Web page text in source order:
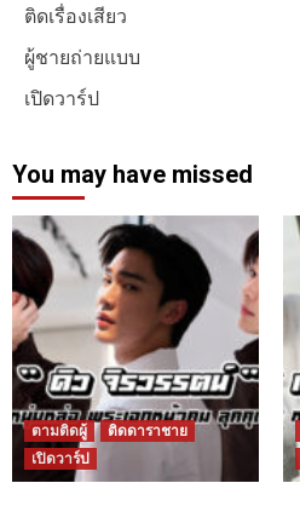
ติดเรื่องเสียว
ผู้ชายถ่ายแบบ
เปิดวาร์ป
You may have missed
ตามติดผู้
ติดดาราชาย
เปิดวาร์ป